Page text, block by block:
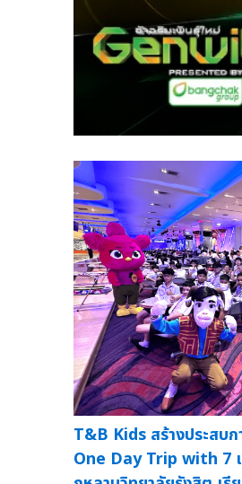
T&B Kids สร้างประส
One Day Trip with 7